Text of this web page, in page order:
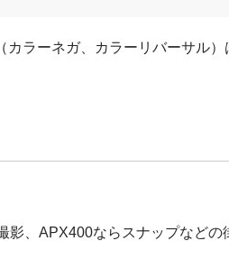
ラーネガ、カラーリバーサル
、APX400ならスナップなどの